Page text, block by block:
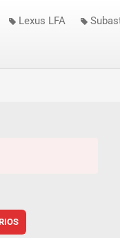
Lexus LFA